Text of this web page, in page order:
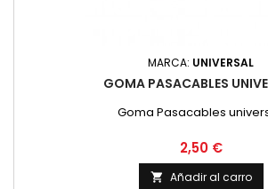
MARCA: UNIVERSAL
GOMA PASACABLES
Goma Pasacables
Precio
2,50 €
 Añadir al carro